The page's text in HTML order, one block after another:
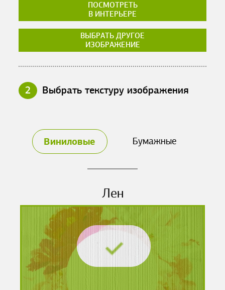
ПОСМОТРЕТЬ
В ИНТЕРЬЕРЕ
ВЫБРАТЬ ДРУГОЕ
ИЗОБРАЖЕНИЕ
2 Выбрать текстуру изображения
Виниловые Бумажные
Лен